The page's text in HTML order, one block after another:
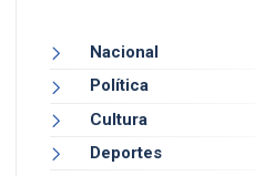
Nacional
Política
Cultura
Deportes